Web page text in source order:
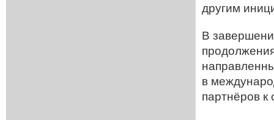
другим
В
в
партнёров к